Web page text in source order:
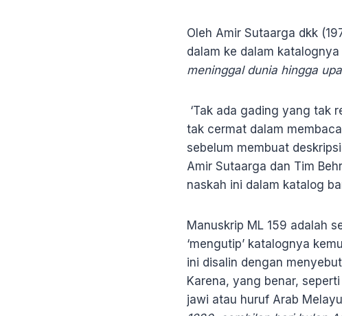
Oleh Amir Sutaarga dkk
dalam ke dalam
meninggal dunia hingga
‘Tak ada gading yang tak
tak cermat dalam
sebelum membuat
Amir Sutaarga dan Tim
naskah ini dalam katalog
Manuskrip ML 159 adalah
‘mengutip’ katalognya
ini disalin dengan
Karena, yang benar,
jawi atau huruf Arab